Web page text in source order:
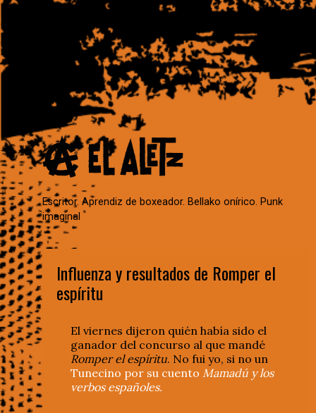
Escritor. Aprendiz de boxeador. Bellako onírico. Punk
imaginal
Influenza y resultados de Romper el
espíritu
El viernes dijeron quién había sido el
ganador del concurso al que mandé
Romper el espíritu. No fui yo, si no un
Tunecino por su cuento Mamadú y los
verbos españoles.